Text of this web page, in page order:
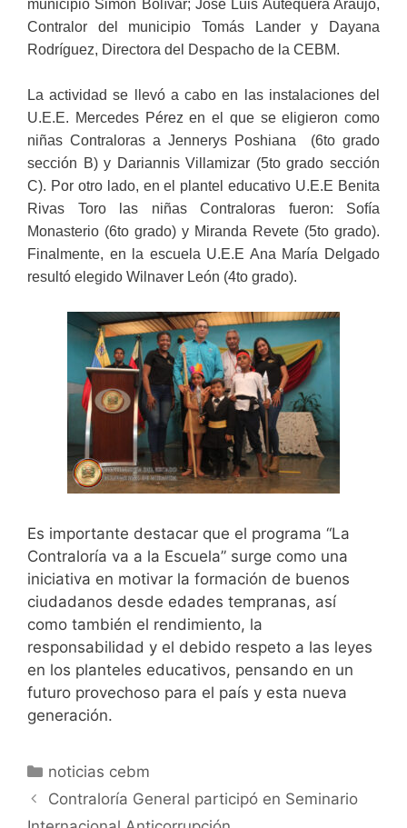
municipio Simón Bolívar; José Luis Autequera Araujo,
Contralor del municipio Tomás Lander y Dayana
Rodríguez, Directora del Despacho de la CEBM.
La actividad se llevó a cabo en las instalaciones del
U.E.E. Mercedes Pérez en el que se eligieron como
niñas Contraloras a Jennerys Poshiana (6to grado
sección B) y Dariannis Villamizar (5to grado sección
C). Por otro lado, en el plantel educativo U.E.E Benita
Rivas Toro las niñas Contraloras fueron: Sofía
Monasterio (6to grado) y Miranda Revete (5to grado).
Finalmente, en la escuela U.E.E Ana María Delgado
resultó elegido Wilnaver León (4to grado).
Es importante destacar que el programa “La
Contraloría va a la Escuela” surge como una
iniciativa en motivar la formación de buenos
ciudadanos desde edades tempranas, así
como también el rendimiento, la
responsabilidad y el debido respeto a las leyes
en los planteles educativos, pensando en un
futuro provechoso para el país y esta nueva
generación.
noticias cebm
Contraloría General participó en Seminario